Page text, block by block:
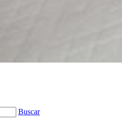
Buscar